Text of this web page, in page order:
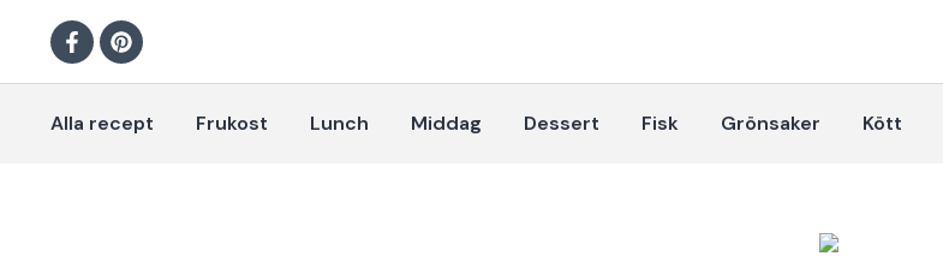
Alla recept Frukost Lunch Middag Dessert Fisk Grönsaker Kött